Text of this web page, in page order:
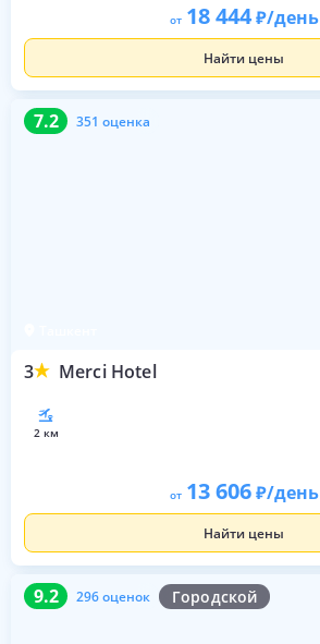
от 18 444 /день
Найти цены
7.2 351 оценка
3 Merci Hotel
7.2 351 оценка
2 км
от 13 606 /день
Найти цены
9.2 296 оценок Городской
9.2 296 оценок